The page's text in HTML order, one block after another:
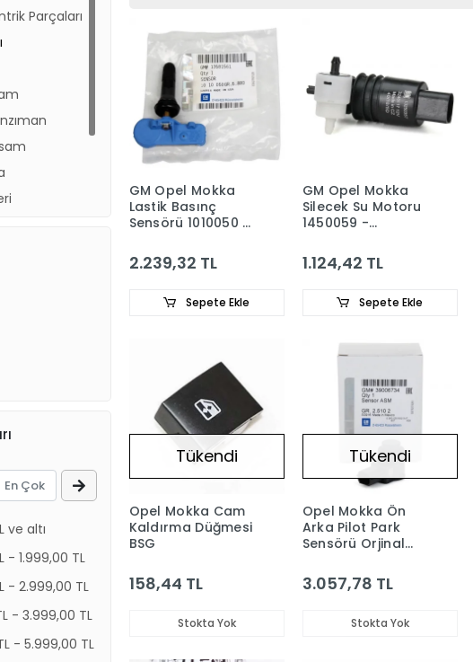
Parçaları
ve altı
- 1.999,00 TL
- 2.999,00 TL
- 3.999,00 TL
- 5.999,00 TL
GM Opel Mokka
Lastik Basınç
Sensörü 1010050 -
2.239,32 TL
Sepete Ekle
GM Opel Mokka
Silecek Su Motoru
1450059 -
1.124,42 TL
Sepete Ekle
Tükendi
Opel Mokka Cam
Kaldırma Düğmesi
BSG
158,44 TL
Stokta Yok
Tükendi
Opel Mokka Ön
Arka Pilot Park
Sensörü Orjinal
3.057,78 TL
Stokta Yok